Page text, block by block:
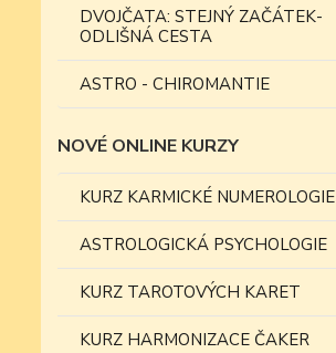
DVOJČATA: STEJNÝ ZAČÁTEK-
ODLIŠNÁ CESTA
ASTRO - CHIROMANTIE
NOVÉ ONLINE KURZY
KURZ KARMICKÉ NUMEROLOGIE
ASTROLOGICKÁ PSYCHOLOGIE
KURZ TAROTOVÝCH KARET
KURZ HARMONIZACE ČAKER